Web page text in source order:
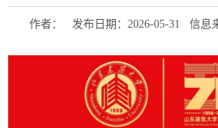
作者： 发布日期：2026-05-31 信息